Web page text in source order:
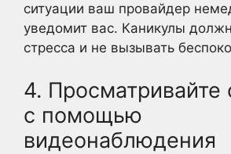
ситуации ваш провайдер
уведомит вас. Каникулы
стресса и не вызывать
4. Просматривайте
с помощью
видеонаблюдения